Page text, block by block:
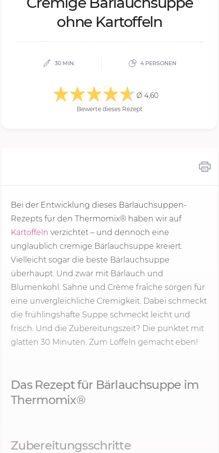
ohne Kar­tof­feln
30 MIN. 4 PERSONEN
Ø 4,60
Bewerte dieses Rezept
Bei der Entwicklung dieses Bärlauchsuppen-
Rezepts für den Thermomix® haben wir auf
Kartoffeln verzichtet – und dennoch eine
unglaublich cremige Bärlauchsuppe kreiert.
Vielleicht sogar die beste Bärlauchsuppe
überhaupt. Und zwar mit Bärlauch und
Blumenkohl. Sahne und Crème fraîche sorgen für
eine unvergleichliche Cremigkeit. Dabei schmeckt
die frühlingshafte Suppe schmeckt leicht und
frisch. Und die Zubereitungszeit? Die punktet mit
glatten 30 Minuten. Zum Löffeln gemacht eben!
Das Rezept für Bärlauchsuppe im
Thermomix®
Zubereitungsschritte